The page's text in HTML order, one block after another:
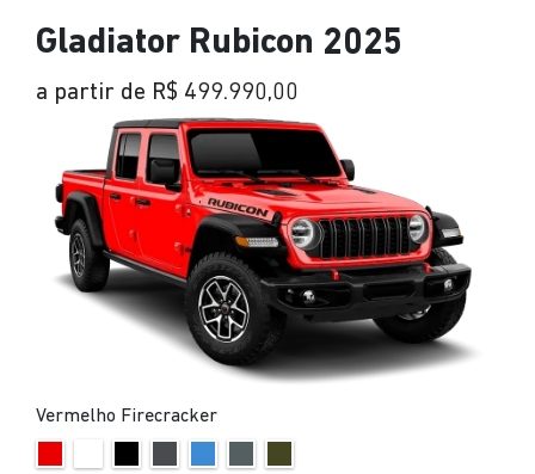
Gladiator Rubicon 2025
a partir de R$ 499.990,00
Vermelho Firecracker